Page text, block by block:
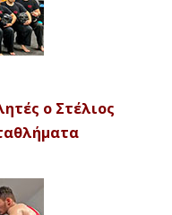
ο Στέλιος